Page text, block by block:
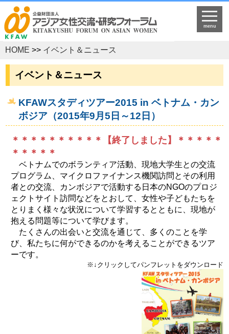
menu
HOME >> イベント＆ニュース
イベント＆ニュース
KFAWスタディツアー2015 in ベトナム・カン
ボジア（2015年9月5日～12日）
＊＊＊＊＊＊＊＊＊＊【終了しました】＊＊＊＊＊
＊＊＊＊＊
ベトナムでのボランティア活動、現地大学生との交流
プログラム、マイクロファイナンス機関訪問とその利用
者との交流、カンボジアで活動する日本のNGOのプロジ
ェクトサイト訪問などをとおして、女性や子どもたちを
とりまく様々な状況について学習するとともに、現地が
抱える問題等について学びます。
たくさんの出会いと交流を通じて、多くのことを学
び、私たちに何ができるのかを考えることができるツア
ーです。
※↓クリックしてパンフレットをダウンロード